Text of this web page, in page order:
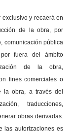
y recaerá en
de la obra, por
comunicación pública
fuera del ámbito
de la obra,
fines comerciales o
la obra, a través del
traducciones,
obras derivadas.
las autorizaciones es